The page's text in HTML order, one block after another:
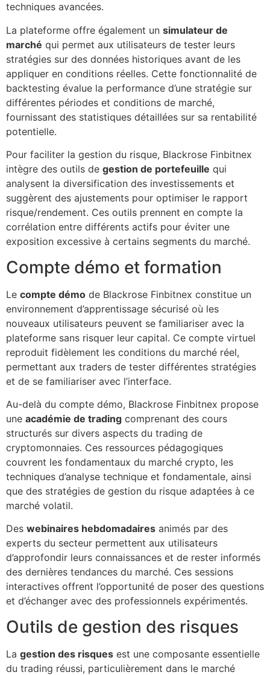
techniques avancées.
La plateforme offre également un simulateur de
marché qui permet aux utilisateurs de tester leurs
stratégies sur des données historiques avant de les
appliquer en conditions réelles. Cette fonctionnalité de
backtesting évalue la performance d’une stratégie sur
différentes périodes et conditions de marché,
fournissant des statistiques détaillées sur sa rentabilité
potentielle.
Pour faciliter la gestion du risque, Blackrose Finbitnex
intègre des outils de gestion de portefeuille qui
analysent la diversification des investissements et
suggèrent des ajustements pour optimiser le rapport
risque/rendement. Ces outils prennent en compte la
corrélation entre différents actifs pour éviter une
exposition excessive à certains segments du marché.
Compte démo et formation
Le compte démo de Blackrose Finbitnex constitue un
environnement d’apprentissage sécurisé où les
nouveaux utilisateurs peuvent se familiariser avec la
plateforme sans risquer leur capital. Ce compte virtuel
reproduit fidèlement les conditions du marché réel,
permettant aux traders de tester différentes stratégies
et de se familiariser avec l’interface.
Au-delà du compte démo, Blackrose Finbitnex propose
une académie de trading comprenant des cours
structurés sur divers aspects du trading de
cryptomonnaies. Ces ressources pédagogiques
couvrent les fondamentaux du marché crypto, les
techniques d’analyse technique et fondamentale, ainsi
que des stratégies de gestion du risque adaptées à ce
marché volatil.
Des webinaires hebdomadaires animés par des
experts du secteur permettent aux utilisateurs
d’approfondir leurs connaissances et de rester informés
des dernières tendances du marché. Ces sessions
interactives offrent l’opportunité de poser des questions
et d’échanger avec des professionnels expérimentés.
Outils de gestion des risques
La gestion des risques est une composante essentielle
du trading réussi, particulièrement dans le marché